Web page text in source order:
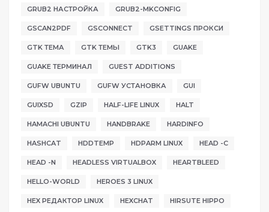
GRUB2 НАСТРОЙКА GRUB2-MKCONFIG
GSCAN2PDF GSCONNECT GSETTINGS ПРОКСИ
GTK ТЕМА GTK ТЕМЫ GTK3 GUAKE
GUAKE ТЕРМИНАЛ GUEST ADDITIONS
GUFW UBUNTU GUFW УСТАНОВКА GUI
GUIXSD GZIP HALF-LIFE LINUX HALT
HAMACHI UBUNTU HANDBRAKE HARDINFO
HASHCAT HDDTEMP HDPARM LINUX HEAD -C
HEAD -N HEADLESS VIRTUALBOX HEARTBLEED
HELLO-WORLD HEROES 3 LINUX
HEX РЕДАКТОР LINUX HEXCHAT HIRSUTE HIPPO